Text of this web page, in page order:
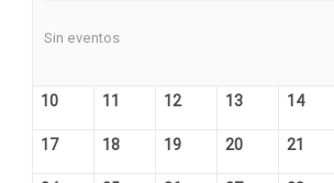
Sin eventos
10 11 12 13 14
17 18 19 20 21